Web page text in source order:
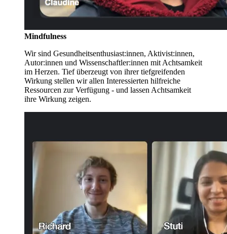
Mindfulness
Wir sind Gesundheitsenthusiast:innen, Aktivist:innen,
Autor:innen und Wissenschaftler:innen mit Achtsamkeit
im Herzen. Tief überzeugt von ihrer tiefgreifenden
Wirkung stellen wir allen Interessierten hilfreiche
Ressourcen zur Verfügung - und lassen Achtsamkeit
ihre Wirkung zeigen.